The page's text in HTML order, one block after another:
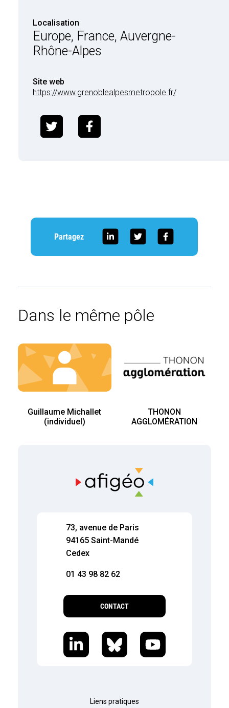
Localisation
Europe, France, Auvergne-
Rhône-Alpes
Site web
https://www.grenoblealpesmetropole.fr/
Partagez
Dans le même pôle
Guillaume Michallet
(individuel)
THONON
AGGLOMÉRATION
73, avenue de Paris
94165 Saint-Mandé
Cedex
01 43 98 82 62
CONTACT
Liens pratiques